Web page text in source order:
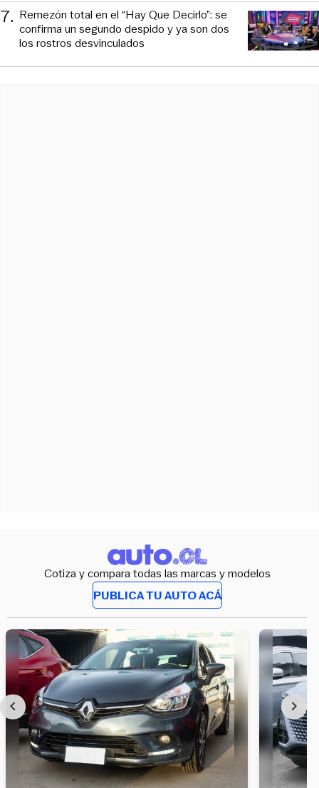
7. Remezón total en el “Hay Que Decirlo”: se
confirma un segundo despido y ya son dos
los rostros desvinculados
Cotiza y compara todas las marcas y modelos
PUBLICA TU AUTO ACÁ